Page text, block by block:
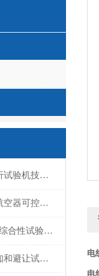
新品力推皮革低温耐折试验机技术讲解
SRT-JQ053 无人驾驶航空器可控性试验机的特点有哪些
SRT-Z648 电动轮椅车综合性试验机的简单介绍
SRT-JQ044 无人机感知和避让试验机的简单介绍
电
电